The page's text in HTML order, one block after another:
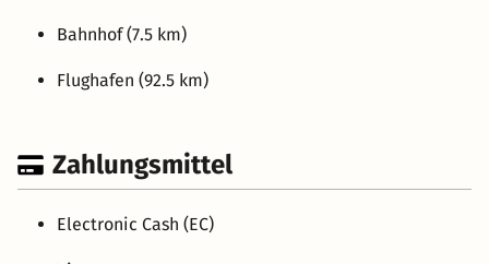
Bahnhof (7.5 km)
Flughafen (92.5 km)
Zahlungsmittel
Electronic Cash (EC)